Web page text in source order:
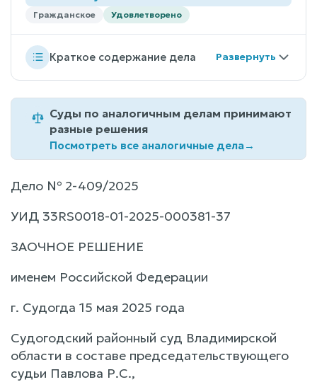
Гражданское Удовлетворено
Краткое содержание дела
Суды по аналогичным делам принимают
разные решения
Посмотреть все аналогичные дела→
Дело № 2-409/2025
УИД 33RS0018-01-2025-000381-37
ЗАОЧНОЕ РЕШЕНИЕ
именем Российской Федерации
г. Судогда 15 мая 2025 года
Судогодский районный суд Владимирской
области в составе председательствующего
судьи Павлова Р.С.,